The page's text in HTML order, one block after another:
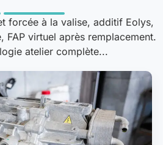
forcée à la valise, additif Eolys,
FAP virtuel après remplacement.
atelier complète...